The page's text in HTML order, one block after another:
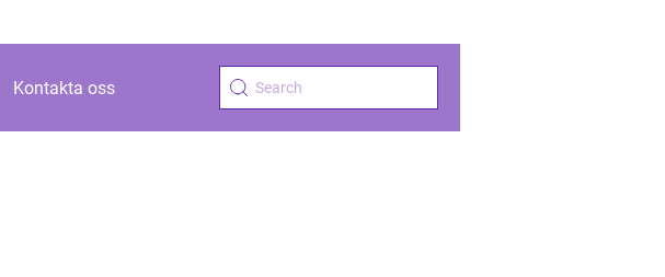
Kontakta oss